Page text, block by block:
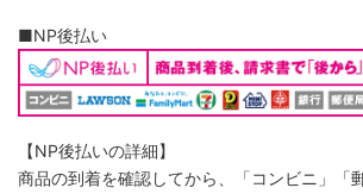
■NP後払い
【NP後払いの詳細】
商品の到着を確認してから、「コンビニ」「